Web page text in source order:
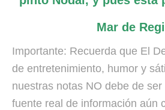
Mar de
Importante: Recuerda que El
de entretenimiento, humor y
nuestras notas NO debe de
fuente real de información aún